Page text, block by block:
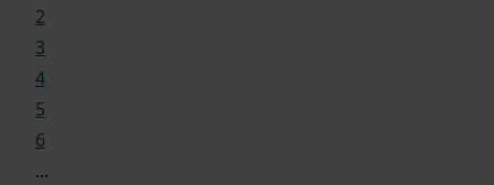
2
3
4
5
6
...